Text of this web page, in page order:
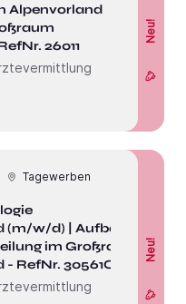
Alpenvorland
26011
Neu!
Tagewerben
d) | Aufbau
im Großraum
RefNr. 30561O
Neu!